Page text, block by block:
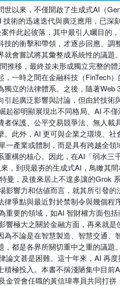
以來，不僅開啟了生成式AI（
術的迅速迭代與廣泛應用，已
件此起彼落，其中最引人矚目的
的衝擊和帶領，才逐步回應、
會嘗試將其彙整成系統性的議
推移，最終並未形成獨立完整的體
一時之間在金融科技（FinTech
獨立的法律體系。之後，隨著
起廣泛影響與討論，但由於技術
起卻明顯展現出不同格局。AI 不
保護、公平交易競爭法、無人
。此外，AI 更可與企業之環境、
一產業或體制，而是具有跨越全
構的核心。因此，在AI「弱水三
，到現最夯的生成式AI，鳥瞰其
曼，及後來居上不遑多讓的Grok
影響力和估値而言，就其所引發
爭點與最近對於禁制令與幾個程
重要的領域，如AI 智財權方面包
響極大之關於金融方面，再來就
不論是在智慧製造、智慧交通
都是各界所關切重中之重的議題
論文甚是困難。這十年來，AI 再
極投入。本書不揣淺陋集中目
金管會任職的黃信瑋專員共同打